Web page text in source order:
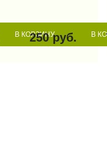
В КОРЗИНУ
250 руб. В